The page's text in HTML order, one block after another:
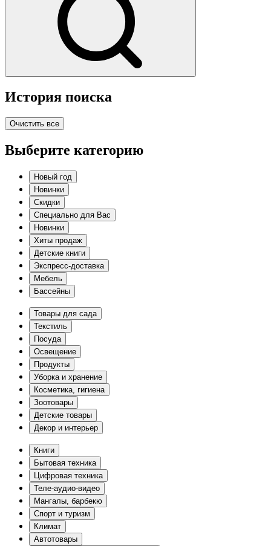
История поиска
Очистить все
Выберите категорию
Новый год
Новинки
Скидки
Специально для Вас
Новинки
Хиты продаж
Детские книги
Экспресс-доставка
Мебель
Бассейны
Товары для сада
Текстиль
Посуда
Освещение
Продукты
Уборка и хранение
Косметика, гигиена
Зоотовары
Детские товары
Декор и интерьер
Книги
Бытовая техника
Цифровая техника
Теле-аудио-видео
Мангалы, барбекю
Спорт и туризм
Климат
Автотовары